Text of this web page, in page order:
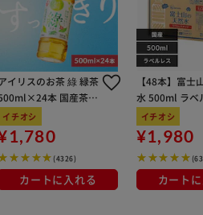
イリスのお茶 綠 緑茶
本 国産茶葉
100％使用
イチオシ
(4326)
カートに入れる
【48本】富士
水 500ml ラベ
イチオシ
¥1,980
カート